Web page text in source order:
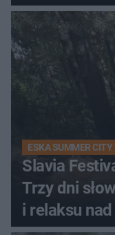
ESKA SUMMER
Slavia
Trzy dni
i relaksu